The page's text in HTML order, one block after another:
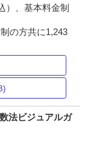
）、基本料金制
の方共に1,243
法ビジュアルガ